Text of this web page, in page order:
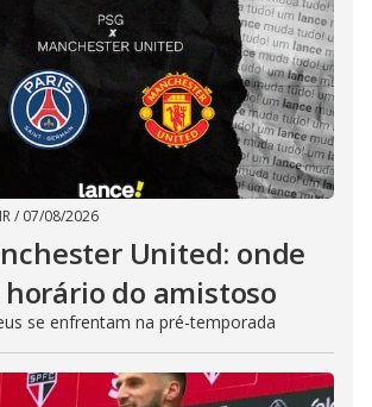
/ 07/08/2026
United: onde
do amistoso
se enfrentam na pré-temporada